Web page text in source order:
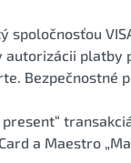
spoločnosťou
autorizácii
a Maestro